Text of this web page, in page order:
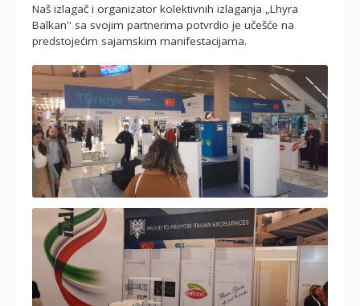
Naš izlagač i organizator kolektivnih izlaganja ‚‚Lhyra
Balkan'' sa svojim partnerima potvrdio je učešće na
predstojećim sajamskim manifestacijama.